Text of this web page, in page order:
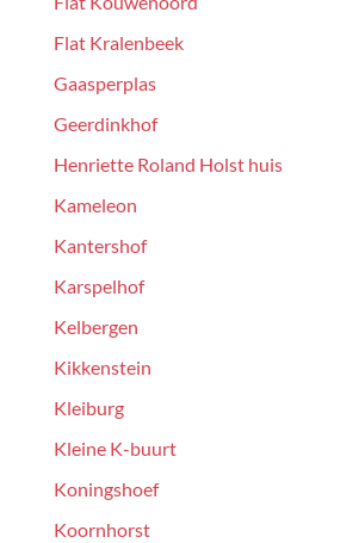
Flat Kralenbeek
Gaasperplas
Geerdinkhof
Henriette Roland Holst huis
Kameleon
Kantershof
Karspelhof
Kelbergen
Kikkenstein
Kleiburg
Kleine K-buurt
Koningshoef
Koornhorst